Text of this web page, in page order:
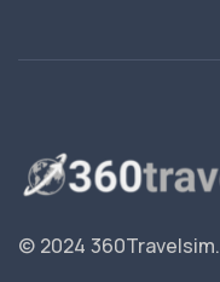
© 2024 360Travelsim.